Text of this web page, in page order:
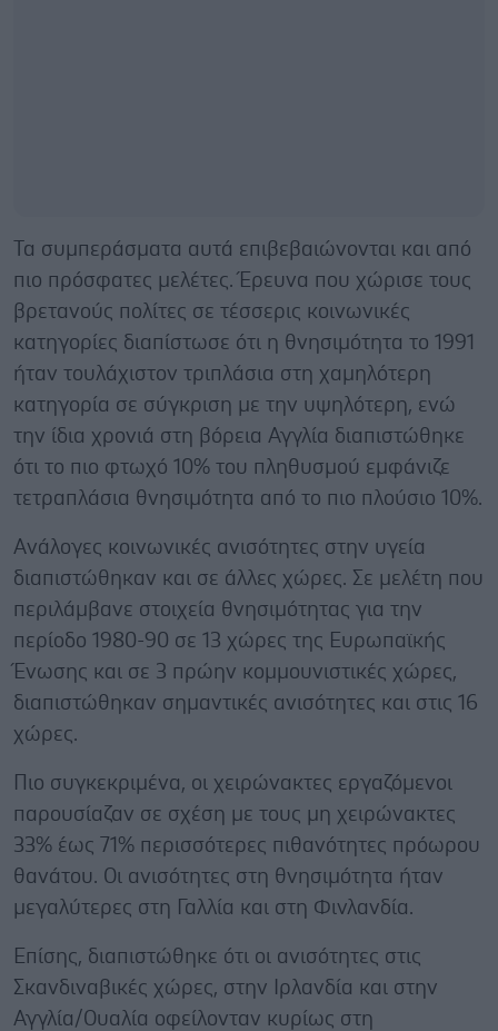
Τα συμπεράσματα αυτά επιβεβαιώνονται και από
πιο πρόσφατες μελέτες. Έρευνα που χώρισε τους
βρετανούς πολίτες σε τέσσερις κοινωνικές
κατηγορίες διαπίστωσε ότι η θνησιμότητα το 1991
ήταν τουλάχιστον τριπλάσια στη χαμηλότερη
κατηγορία σε σύγκριση με την υψηλότερη, ενώ
την ίδια χρονιά στη βόρεια Αγγλία διαπιστώθηκε
ότι το πιο φτωχό 10% του πληθυσμού εμφάνιζε
τετραπλάσια θνησιμότητα από το πιο πλούσιο 10%.
Ανάλογες κοινωνικές ανισότητες στην υγεία
διαπιστώθηκαν και σε άλλες χώρες. Σε μελέτη που
περιλάμβανε στοιχεία θνησιμότητας για την
περίοδο 1980-90 σε 13 χώρες της Ευρωπαϊκής
Ένωσης και σε 3 πρώην κομμουνιστικές χώρες,
διαπιστώθηκαν σημαντικές ανισότητες και στις 16
χώρες.
Πιο συγκεκριμένα, οι χειρώνακτες εργαζόμενοι
παρουσίαζαν σε σχέση με τους μη χειρώνακτες
33% έως 71% περισσότερες πιθανότητες πρόωρου
θανάτου. Οι ανισότητες στη θνησιμότητα ήταν
μεγαλύτερες στη Γαλλία και στη Φινλανδία.
Επίσης, διαπιστώθηκε ότι οι ανισότητες στις
Σκανδιναβικές χώρες, στην Ιρλανδία και στην
Αγγλία/Ουαλία οφείλονταν κυρίως στη